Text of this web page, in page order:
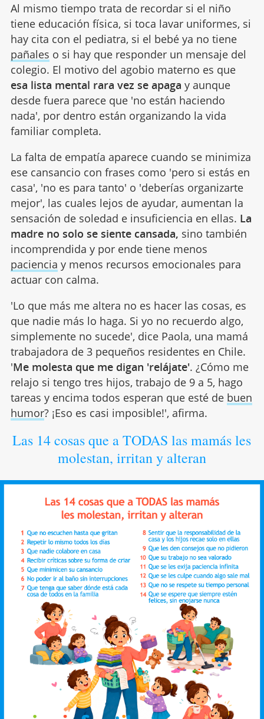
Al mismo tiempo trata de recordar si el niño
tiene educación física, si toca lavar uniformes, si
hay cita con el pediatra, si el bebé ya no tiene
pañales o si hay que responder un mensaje del
colegio. El motivo del agobio materno es que
esa lista mental rara vez se apaga y aunque
desde fuera parece que 'no están haciendo
nada', por dentro están organizando la vida
familiar completa.
La falta de empatía aparece cuando se minimiza
ese cansancio con frases como 'pero si estás en
casa', 'no es para tanto' o 'deberías organizarte
mejor', las cuales lejos de ayudar, aumentan la
sensación de soledad e insuficiencia en ellas. La
madre no solo se siente cansada, sino también
incomprendida y por ende tiene menos
paciencia y menos recursos emocionales para
actuar con calma.
'Lo que más me altera no es hacer las cosas, es
que nadie más lo haga. Si yo no recuerdo algo,
simplemente no sucede', dice Paola, una mamá
trabajadora de 3 pequeños residentes en Chile.
'Me molesta que me digan 'relájate'. ¿Cómo me
relajo si tengo tres hijos, trabajo de 9 a 5, hago
tareas y encima todos esperan que esté de buen
humor? ¡Eso es casi imposible!', afirma.
Las 14 cosas que a TODAS las mamás les
molestan, irritan y alteran